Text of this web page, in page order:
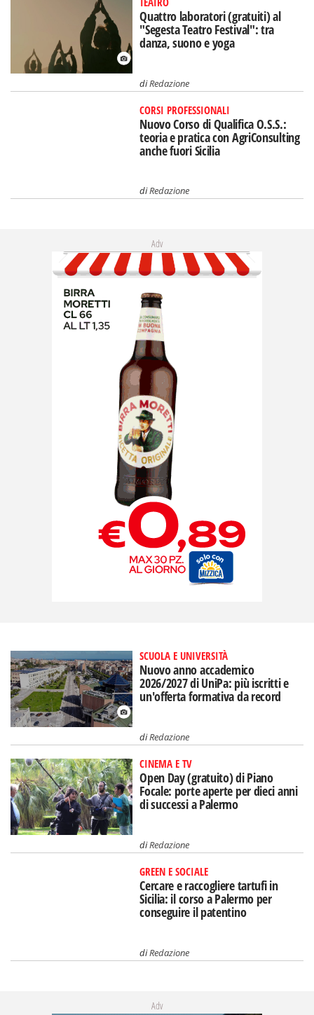
Quattro laboratori (gratuiti) al
"Segesta Teatro Festival": tra
danza, suono e yoga
diRedazione
CORSI PROFESSIONALI
Nuovo Corso di Qualifica O.S.S.:
teoria e pratica con AgriConsulting
anche fuori Sicilia
diRedazione
Adv
SCUOLA E UNIVERSITÀ
Nuovo anno accademico
2026/2027 di UniPa: più iscritti e
un'offerta formativa da record
diRedazione
CINEMA E TV
Open Day (gratuito) di Piano
Focale: porte aperte per dieci anni
di successi a Palermo
diRedazione
GREEN E SOCIALE
Cercare e raccogliere tartufi in
Sicilia: il corso a Palermo per
conseguire il patentino
diRedazione
Adv